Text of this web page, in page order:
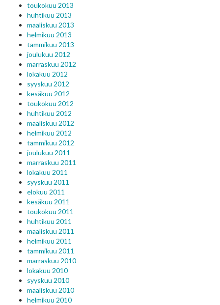
toukokuu 2013
huhtikuu 2013
maaliskuu 2013
helmikuu 2013
tammikuu 2013
joulukuu 2012
marraskuu 2012
lokakuu 2012
syyskuu 2012
kesäkuu 2012
toukokuu 2012
huhtikuu 2012
maaliskuu 2012
helmikuu 2012
tammikuu 2012
joulukuu 2011
marraskuu 2011
lokakuu 2011
syyskuu 2011
elokuu 2011
kesäkuu 2011
toukokuu 2011
huhtikuu 2011
maaliskuu 2011
helmikuu 2011
tammikuu 2011
marraskuu 2010
lokakuu 2010
syyskuu 2010
maaliskuu 2010
helmikuu 2010